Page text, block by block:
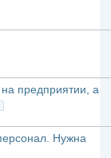
предприятии, а
Нужна